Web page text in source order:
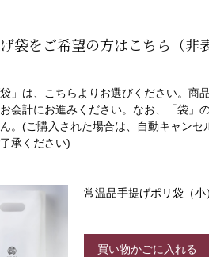
袋をご希望の方はこちら（非
」 は、こちらよりお選びください。 商
会計にお進みください。なお、「袋」
。(ご購入された場合は、自動キャンセ
承ください)
常温品手提げポリ袋（小
買い物かごに入れる